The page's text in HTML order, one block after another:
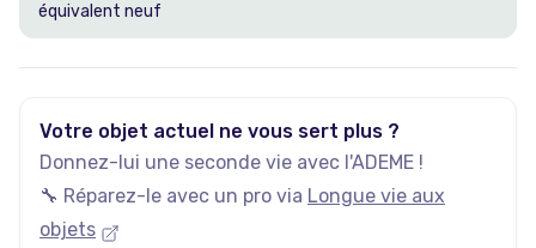
équivalent neuf
Votre objet actuel ne vous sert plus ?
Donnez-lui une seconde vie avec l'ADEME !
🔧 Réparez-le avec un pro via Longue vie aux
objets